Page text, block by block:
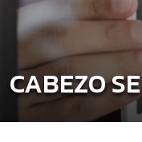
CABEZO